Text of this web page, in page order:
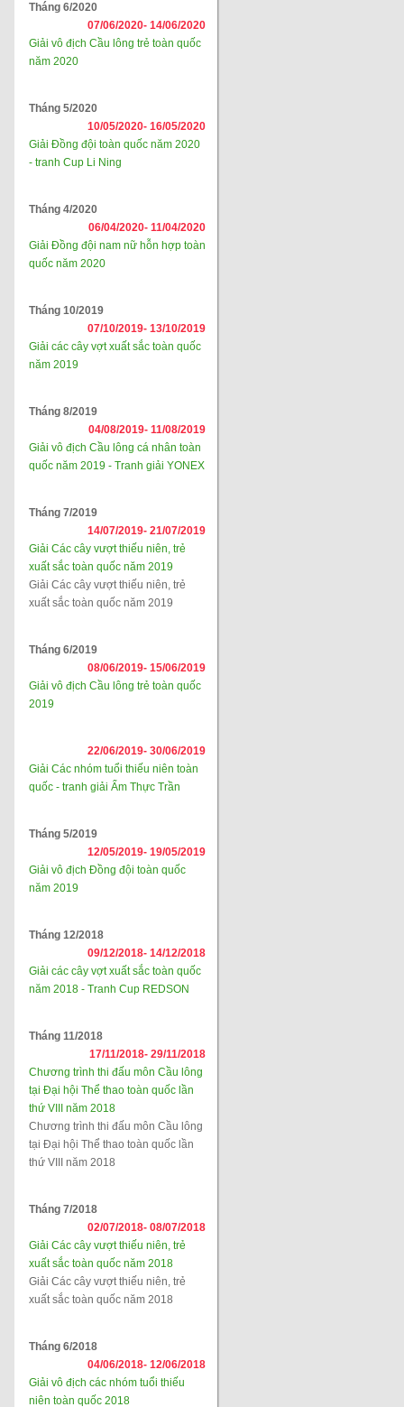
Tháng 6/2020
07/06/2020- 14/06/2020
Giải vô địch Cầu lông trẻ toàn quốc
năm 2020
Tháng 5/2020
10/05/2020- 16/05/2020
Giải Đồng đội toàn quốc năm 2020
- tranh Cup Li Ning
Tháng 4/2020
06/04/2020- 11/04/2020
Giải Đồng đội nam nữ hỗn hợp toàn
quốc năm 2020
Tháng 10/2019
07/10/2019- 13/10/2019
Giải các cây vợt xuất sắc toàn quốc
năm 2019
Tháng 8/2019
04/08/2019- 11/08/2019
Giải vô địch Cầu lông cá nhân toàn
quốc năm 2019 - Tranh giải YONEX
Tháng 7/2019
14/07/2019- 21/07/2019
Giải Các cây vượt thiếu niên, trẻ
xuất sắc toàn quốc năm 2019
Giải Các cây vượt thiếu niên, trẻ
xuất sắc toàn quốc năm 2019
Tháng 6/2019
08/06/2019- 15/06/2019
Giải vô địch Cầu lông trẻ toàn quốc
2019
22/06/2019- 30/06/2019
Giải Các nhóm tuổi thiếu niên toàn
quốc - tranh giải Ẩm Thực Trần
Tháng 5/2019
12/05/2019- 19/05/2019
Giải vô địch Đồng đội toàn quốc
năm 2019
Tháng 12/2018
09/12/2018- 14/12/2018
Giải các cây vợt xuất sắc toàn quốc
năm 2018 - Tranh Cup REDSON
Tháng 11/2018
17/11/2018- 29/11/2018
Chương trình thi đấu môn Cầu lông
tại Đại hội Thể thao toàn quốc lần
thứ VIII năm 2018
Chương trình thi đấu môn Cầu lông
tại Đại hội Thể thao toàn quốc lần
thứ VIII năm 2018
Tháng 7/2018
02/07/2018- 08/07/2018
Giải Các cây vượt thiếu niên, trẻ
xuất sắc toàn quốc năm 2018
Giải Các cây vượt thiếu niên, trẻ
xuất sắc toàn quốc năm 2018
Tháng 6/2018
04/06/2018- 12/06/2018
Giải vô địch các nhóm tuổi thiếu
niên toàn quốc 2018